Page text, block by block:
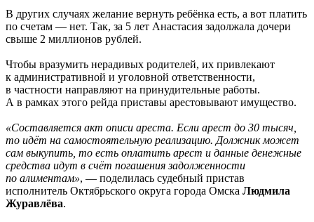
В других случаях желание вернуть ребёнка есть, а вот платить
по счетам — нет. Так, за 5 лет Анастасия задолжала дочери
свыше 2 миллионов рублей.
Чтобы вразумить нерадивых родителей, их привлекают
к административной и уголовной ответственности,
в частности направляют на принудительные работы.
А в рамках этого рейда приставы арестовывают имущество.
«Составляется акт описи ареста. Если арест до 30 тысяч,
то идёт на самостоятельную реализацию. Должник может
сам выкупить, то есть оплатить арест и данные денежные
средства идут в счёт погашения задолженности
по алиментам», — поделилась судебный пристав
исполнитель Октябрьского округа города Омска Людмила
Журавлёва.